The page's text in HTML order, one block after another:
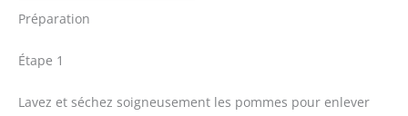
Préparation
Étape 1
Lavez et séchez soigneusement les pommes pour enlever